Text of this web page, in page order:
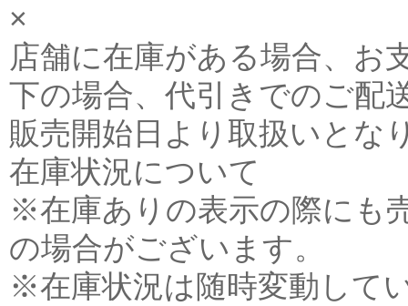
×
店舗に在庫がある場合、お
下の場合、代引きでのご配
販売開始日より取扱いとな
在庫状況について
※在庫ありの表示の際にも
の場合がございます。
※在庫状況は随時変動して